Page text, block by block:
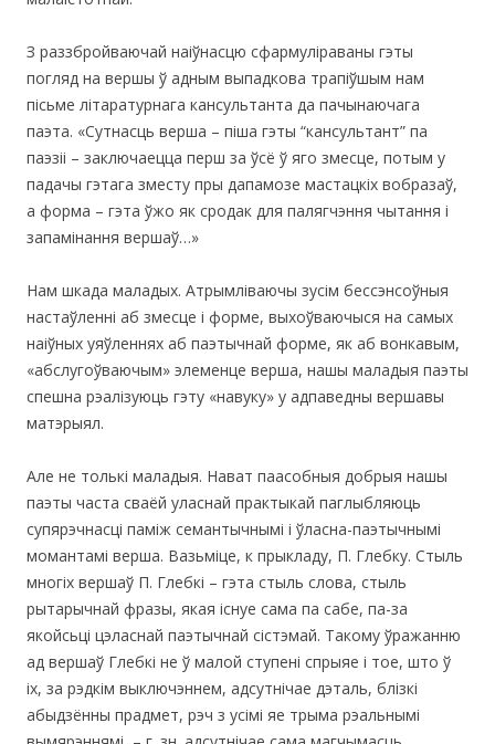
З раззбройваючай наіўнасцю сфармуліраваны гэты
погляд на вершы ў адным выпадкова трапіўшым нам
пісьме літаратурнага кансультанта да пачынаючага
паэта. «Сутнасць верша – піша гэты “кансультант” па
паэзіі – заключаецца перш за ўсё ў яго змесце, потым у
падачы гэтага зместу пры дапамозе мастацкіх вобразаў,
а форма – гэта ўжо як сродак для палягчэння чытання і
запамінання вершаў…»
Нам шкада маладых. Атрымліваючы зусім бессэнсоўныя
настаўленні аб змесце і форме, выхоўваючыся на самых
наіўных уяўленнях аб паэтычнай форме, як аб вонкавым,
«абслугоўваючым» элеменце верша, нашы маладыя паэты
спешна рэалізуюць гэту «навуку» у адпаведны вершавы
матэрыял.
Але не толькі маладыя. Нават паасобныя добрыя нашы
паэты часта сваёй уласнай практыкай паглыбляюць
супярэчнасці паміж семантычнымі і ўласна-паэтычнымі
момантамі верша. Вазьміце, к прыкладу, П. Глебку. Стыль
многіх вершаў П. Глебкі – гэта стыль слова, стыль
рытарычнай фразы, якая існуе сама па сабе, па-за
якойсьці цэласнай паэтычнай сістэмай. Такому ўражанню
ад вершаў Глебкі не ў малой ступені спрыяе і тое, што ў
іх, за рэдкім выключэннем, адсутнічае дэталь, блізкі
абыдзённы прадмет, рэч з усімі яе трыма рэальнымі